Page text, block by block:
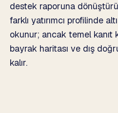
destek raporuna
farklı yatırımcı profilinde
okunur; ancak temel kanıt
bayrak haritası ve dış
kalır.